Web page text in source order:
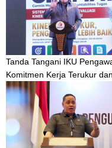
Tanda Tangani IKU
Komitmen Kerja Terukur